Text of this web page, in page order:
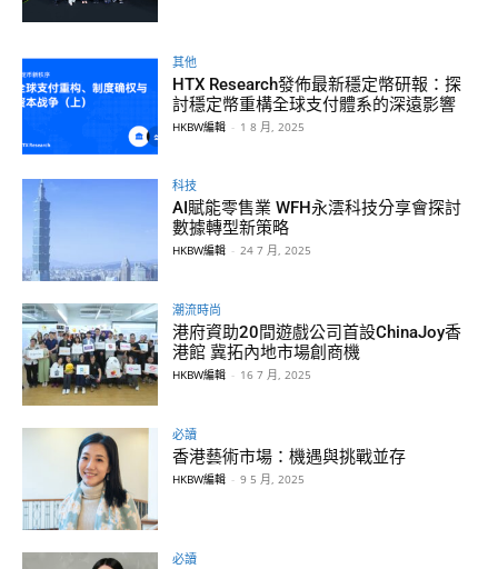
其他
HTX Research發佈最新穩定幣研報：探
討穩定幣重構全球支付體系的深遠影響
HKBW編輯 - 1 8 月, 2025
科技
AI賦能零售業 WFH永澐科技分享會探討
數據轉型新策略
HKBW編輯 - 24 7 月, 2025
潮流時尚
港府資助20間遊戲公司首設ChinaJoy香
港館 冀拓內地市場創商機
HKBW編輯 - 16 7 月, 2025
必讀
香港藝術市場：機遇與挑戰並存
HKBW編輯 - 9 5 月, 2025
必讀